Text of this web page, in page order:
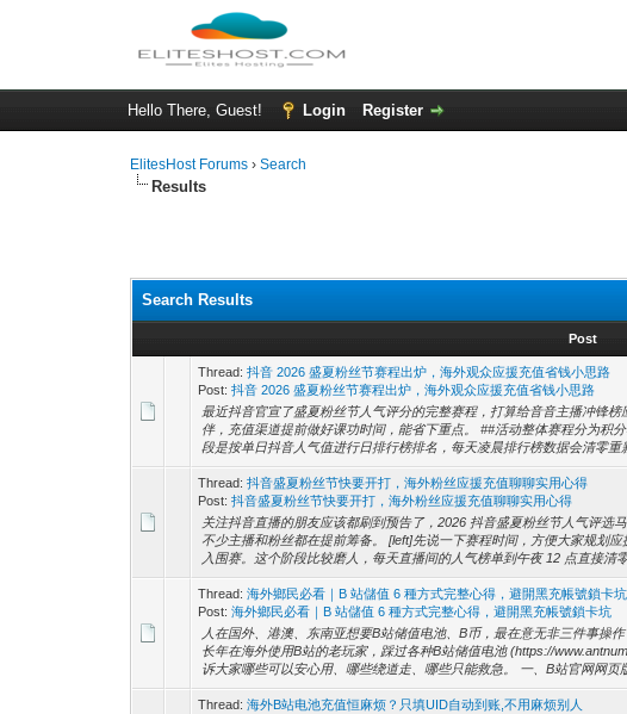
Hello There, Guest! Login Register
ElitesHost Forums ›Search
Results
Search Results
Post
Thread:抖音 2026 盛夏粉丝节赛程出炉，海外观众应援充值省钱小思路
Post:抖音 2026 盛夏粉丝节赛程出炉，海外观众应援充值省钱小思路
最近抖音官宣了盛夏粉丝节人气评分的完整赛程，打算给音音主播冲锋
伴，充值渠道提前做好课功时间，能省下重点。 ##活动整体赛程分为
段是按单日抖音人气值进行日排行榜排名，每天凌晨排行榜数据会清零
Thread:抖音盛夏粉丝节快要开打，海外粉丝应援充值聊聊实用心得
Post:抖音盛夏粉丝节快要开打，海外粉丝应援充值聊聊实用心得
关注抖音直播的朋友应该都刷到预告了，2026 抖音盛夏粉丝节人气评选
不少主播和粉丝都在提前筹备。 [left]先说一下赛程时间，方便大家规划
入围赛。这个阶段比较磨人，每天直播间的人气榜单到午夜 12 点直接清
Thread:海外鄉民必看｜B 站儲值 6 種方式完整心得，避開黑充帳號鎖卡坑
Post:海外鄉民必看｜B 站儲值 6 種方式完整心得，避開黑充帳號鎖卡坑
人在国外、港澳、东南亚想要B站储值电池、B币，最在意无非三件事操
长年在海外使用B站的老玩家，踩过各种B站储值电池 (https://
诉大家哪些可以安心用、哪些绕道走、哪些只能救急。 一、B站官网网页
Thread:海外B站电池充值恒麻烦？只填UID自动到账,不用麻烦别人